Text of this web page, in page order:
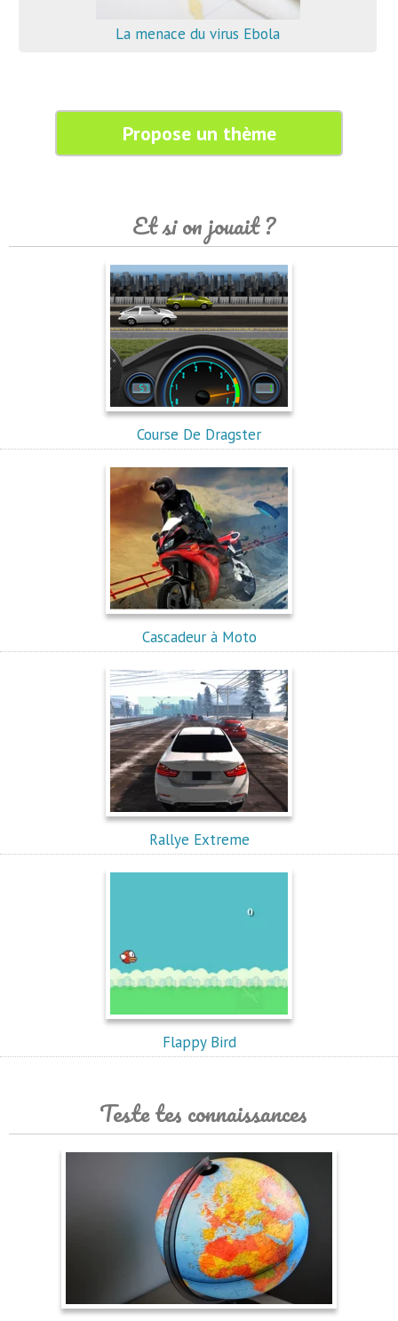
La menace du virus Ebola
Propose un thème
Et si on jouait ?
Course De Dragster
Cascadeur à Moto
Rallye Extreme
Flappy Bird
Teste tes connaissances